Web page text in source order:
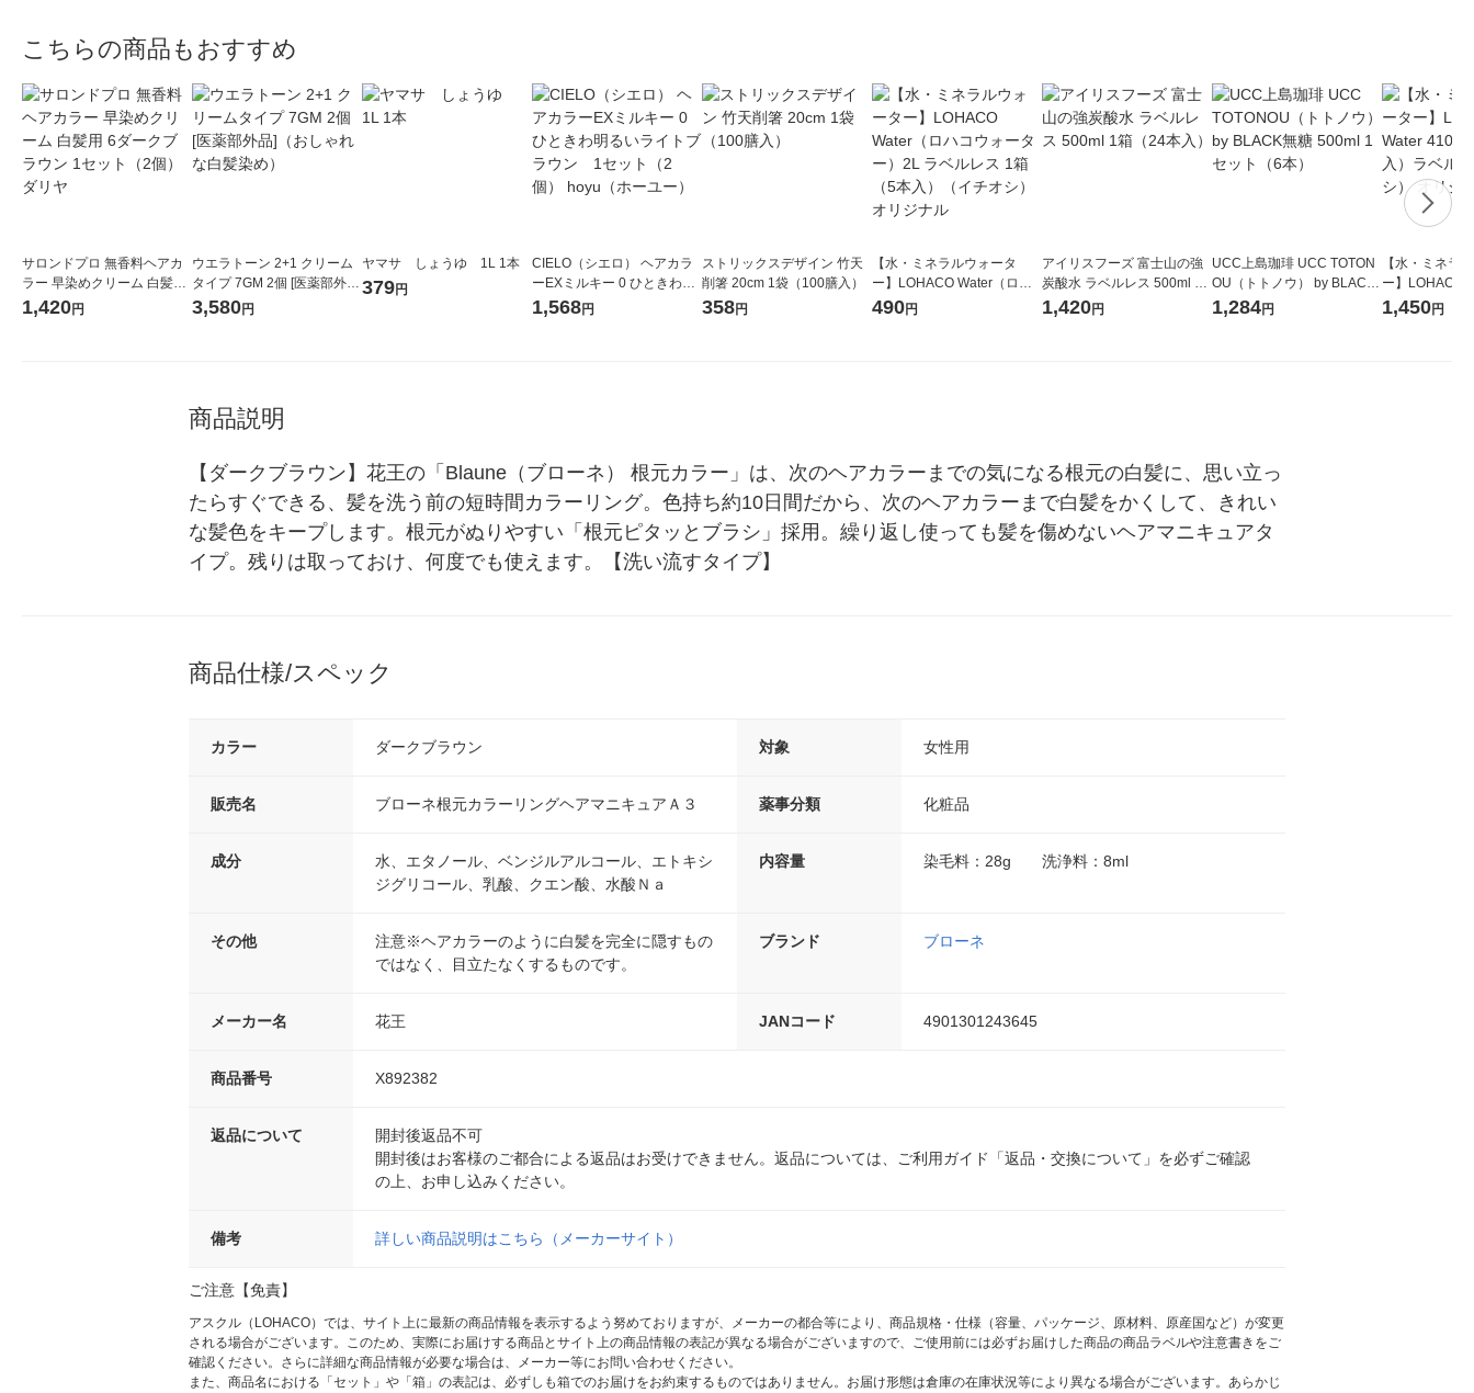
こちらの商品もおすすめ
サロンドプロ 無香料ヘアカ
ラー 早染めクリーム 白髪用
6ダークブラウン 1セット
1,420円
ウエラトーン 2+1 クリーム
タイプ 7GM 2個 [医薬部外
品]（おしゃれな白髪染め）
3,580円
ヤマサ しょうゆ 1L 1本
379円
CIELO（シエロ） ヘアカラ
ーEXミルキー 0 ひときわ明
るいライトブラウン 1セッ
1,568円
ストリックスデザイン 竹天
削箸 20cm 1袋（100膳入）
358円
【水・ミネラルウォータ
ー】LOHACO Water（ロハ
コウォーター）2L ラベルレ
490円
アイリスフーズ 富士山の強
炭酸水 ラベルレス 500ml 1
箱（24本入）
1,420円
UCC上島珈琲 UCC TOTON
OU（トトノウ） by BLACK
無糖 500ml 1セット（6本）
1,284円
【水・ミネラ
ー】LOHACO
1箱（20本入
1,450円
商品説明
【ダークブラウン】花王の「Blaune（ブローネ） 根元カラー」は、次のヘアカラーまでの気になる根元の白髪に、思い立っ
たらすぐできる、髪を洗う前の短時間カラーリング。色持ち約10日間だから、次のヘアカラーまで白髪をかくして、きれい
な髪色をキープします。根元がぬりやすい「根元ピタッとブラシ」採用。繰り返し使っても髪を傷めないヘアマニキュアタ
イプ。残りは取っておけ、何度でも使えます。【洗い流すタイプ】
商品仕様/スペック
カラー ダークブラウン 対象 女性用
販売名 ブローネ根元カラーリングヘアマニキュアＡ３ 薬事分類 化粧品
成分
水、エタノール、ベンジルアルコール、エトキシ
ジグリコール、乳酸、クエン酸、水酸Ｎａ
内容量 染毛料：28g 洗浄料：8ml
その他
注意※ヘアカラーのように白髪を完全に隠すもの
ではなく、目立たなくするものです。
ブランド ブローネ
メーカー名 花王 JANコード 4901301243645
商品番号 X892382
返品について
開封後返品不可
開封後はお客様のご都合による返品はお受けできません。返品については、ご利用ガイド「返品・交換について」を必ずご確認
の上、お申し込みください。
備考 詳しい商品説明はこちら（メーカーサイト）
ご注意【免責】
アスクル（LOHACO）では、サイト上に最新の商品情報を表示するよう努めておりますが、メーカーの都合等により、商品規格・仕様（容量、パッケージ、原材料、原産国など）が変更
される場合がございます。このため、実際にお届けする商品とサイト上の商品情報の表記が異なる場合がございますので、ご使用前には必ずお届けした商品の商品ラベルや注意書きをご
確認ください。さらに詳細な商品情報が必要な場合は、メーカー等にお問い合わせください。
また、商品名における「セット」や「箱」の表記は、必ずしも箱でのお届けをお約束するものではありません。お届け形態は倉庫の在庫状況等により異なる場合がございます。あらかじ